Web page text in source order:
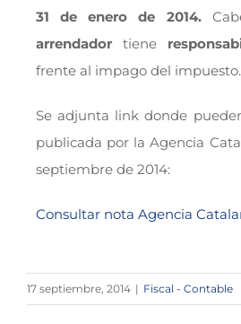
31 de enero de 2014.
arrendador tiene
frente al impago del impuesto.
Se adjunta link donde
publicada por la Agencia
septiembre de 2014:
Consultar nota Agencia
17 septiembre, 2014 | Fiscal - Contable